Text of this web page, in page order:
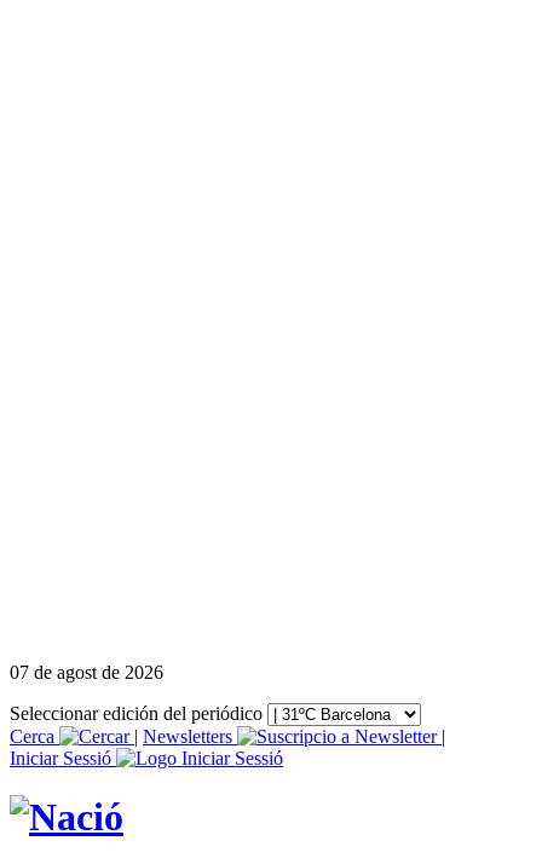
07 de agost de 2026
Seleccionar edición del periódico
Cerca
| Newsletters
|
Iniciar Sessió